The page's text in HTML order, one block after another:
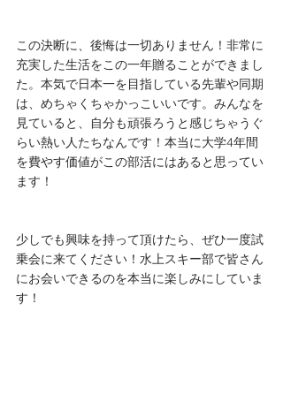
この決断に、後悔は一切ありません！非常に
充実した生活をこの一年贈ることができまし
た。本気で日本一を目指している先輩や同期
は、めちゃくちゃかっこいいです。みんなを
見ていると、自分も頑張ろうと感じちゃうぐ
らい熱い人たちなんです！本当に大学4年間
を費やす価値がこの部活にはあると思ってい
ます！
少しでも興味を持って頂けたら、ぜひ一度試
乗会に来てください！水上スキー部で皆さん
にお会いできるのを本当に楽しみにしていま
す！